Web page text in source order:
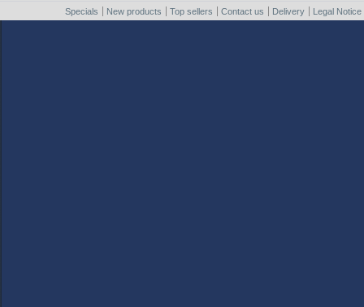
Specials New products Top sellers Contact us Delivery Legal Notice